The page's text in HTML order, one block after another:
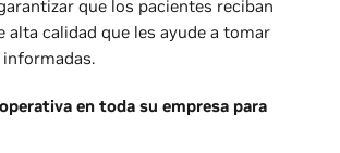
que los pacientes reciban
alta calidad que les ayude a tomar
en toda su empresa para